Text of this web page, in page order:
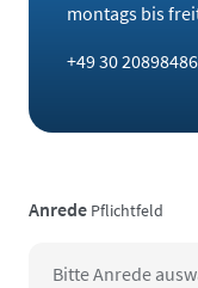
montags bis
+49 30
Anrede Pflichtfeld